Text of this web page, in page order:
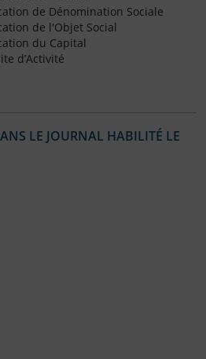
de Dénomination Sociale
de l'Objet Social
du Capital
d’Activité
LE JOURNAL HABILITÉ LE